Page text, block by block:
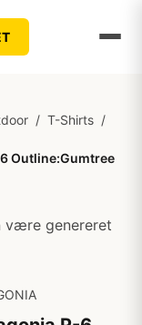
/ T-Shirts /
Outline:Gumtree
være genereret